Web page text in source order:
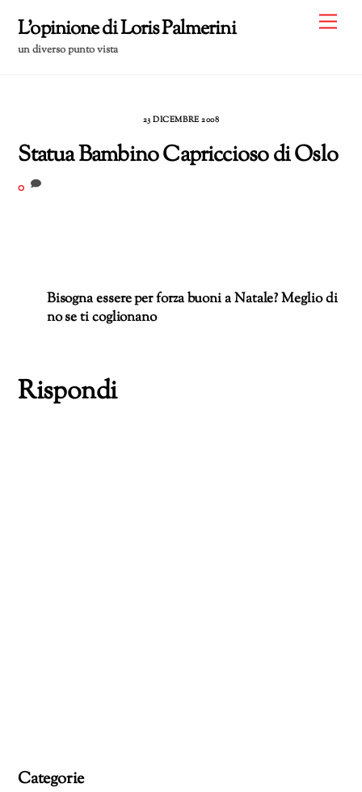
content
L'opinione di Loris Palmerini
un diverso punto vista
23 DICEMBRE 2008
Statua Bambino Capriccioso di Oslo
0
Bisogna essere per forza buoni a Natale? Meglio di
no se ti coglionano
Rispondi
Categorie